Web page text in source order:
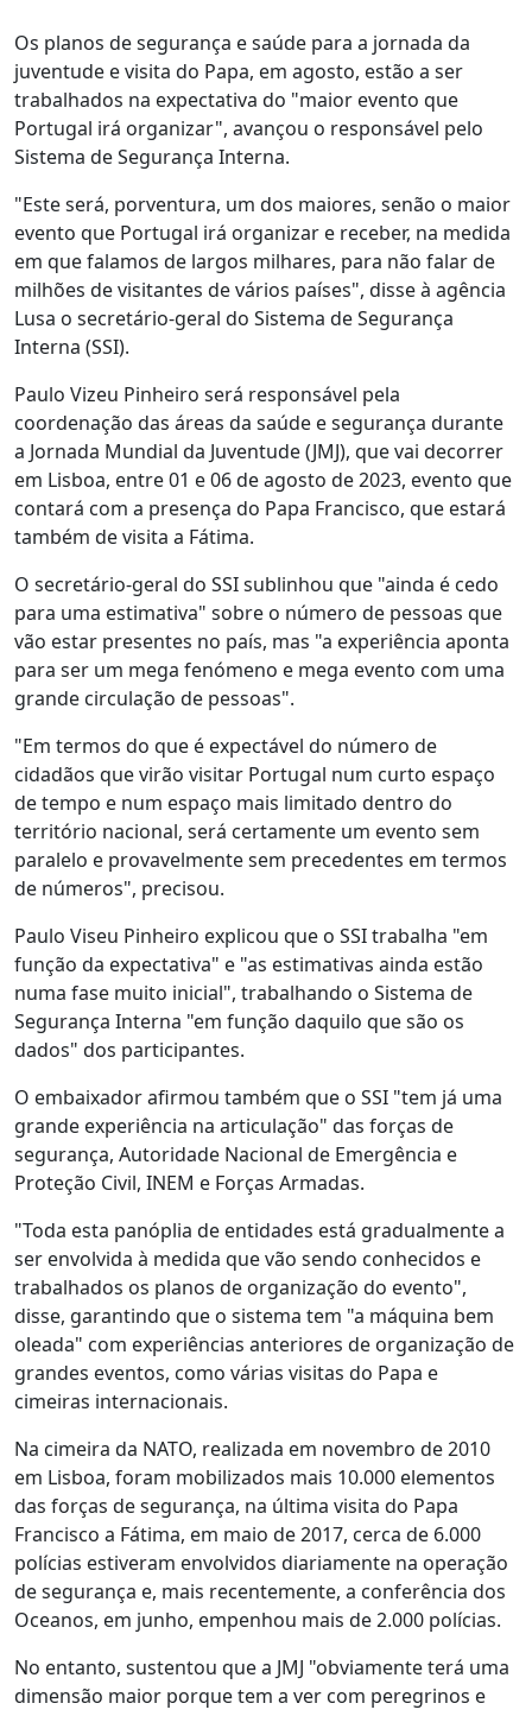
Os planos de segurança e saúde para a jornada da
juventude e visita do Papa, em agosto, estão a ser
trabalhados na expectativa do "maior evento que
Portugal irá organizar", avançou o responsável pelo
Sistema de Segurança Interna.
"Este será, porventura, um dos maiores, senão o maior
evento que Portugal irá organizar e receber, na medida
em que falamos de largos milhares, para não falar de
milhões de visitantes de vários países", disse à agência
Lusa o secretário-geral do Sistema de Segurança
Interna (SSI).
Paulo Vizeu Pinheiro será responsável pela
coordenação das áreas da saúde e segurança durante
a Jornada Mundial da Juventude (JMJ), que vai decorrer
em Lisboa, entre 01 e 06 de agosto de 2023, evento que
contará com a presença do Papa Francisco, que estará
também de visita a Fátima.
O secretário-geral do SSI sublinhou que "ainda é cedo
para uma estimativa" sobre o número de pessoas que
vão estar presentes no país, mas "a experiência aponta
para ser um mega fenómeno e mega evento com uma
grande circulação de pessoas".
"Em termos do que é expectável do número de
cidadãos que virão visitar Portugal num curto espaço
de tempo e num espaço mais limitado dentro do
território nacional, será certamente um evento sem
paralelo e provavelmente sem precedentes em termos
de números", precisou.
Paulo Viseu Pinheiro explicou que o SSI trabalha "em
função da expectativa" e "as estimativas ainda estão
numa fase muito inicial", trabalhando o Sistema de
Segurança Interna "em função daquilo que são os
dados" dos participantes.
O embaixador afirmou também que o SSI "tem já uma
grande experiência na articulação" das forças de
segurança, Autoridade Nacional de Emergência e
Proteção Civil, INEM e Forças Armadas.
"Toda esta panóplia de entidades está gradualmente a
ser envolvida à medida que vão sendo conhecidos e
trabalhados os planos de organização do evento",
disse, garantindo que o sistema tem "a máquina bem
oleada" com experiências anteriores de organização de
grandes eventos, como várias visitas do Papa e
cimeiras internacionais.
Na cimeira da NATO, realizada em novembro de 2010
em Lisboa, foram mobilizados mais 10.000 elementos
das forças de segurança, na última visita do Papa
Francisco a Fátima, em maio de 2017, cerca de 6.000
polícias estiveram envolvidos diariamente na operação
de segurança e, mais recentemente, a conferência dos
Oceanos, em junho, empenhou mais de 2.000 polícias.
No entanto, sustentou que a JMJ "obviamente terá uma
dimensão maior porque tem a ver com peregrinos e